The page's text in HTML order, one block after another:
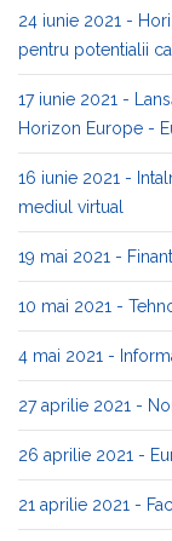
24 iunie 2021 -
pentru potentialii
17 iunie 2021 -
Horizon Europe -
16 iunie 2021 -
mediul virtual
19 mai 2021 -
10 mai 2021 -
4 mai 2021 -
27 aprilie 2021 -
26 aprilie 2021 -
21 aprilie 2021 -